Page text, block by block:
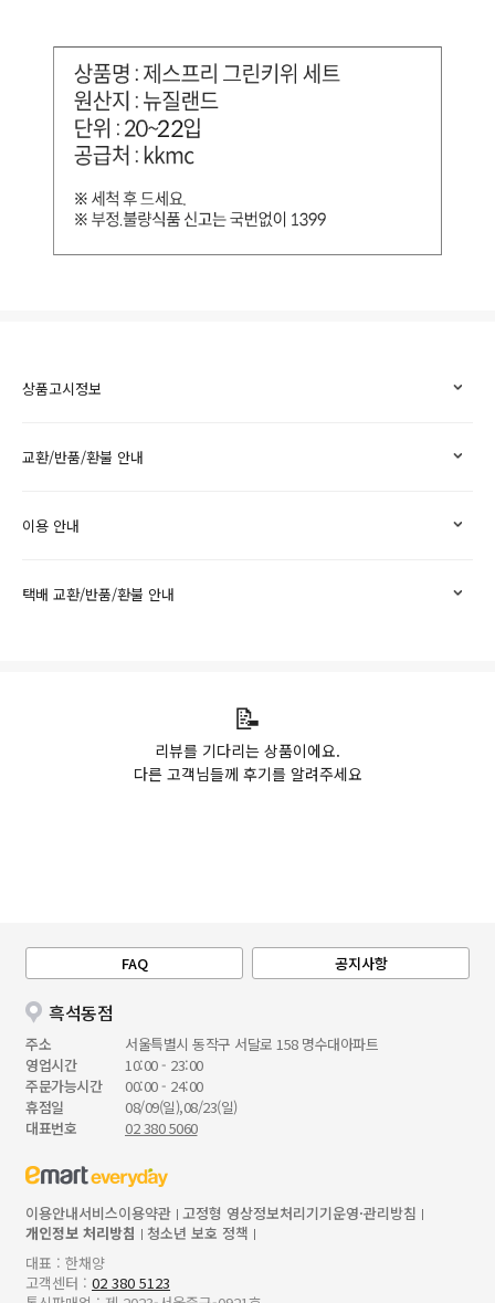
상품고시정보
교환/반품/환불 안내
이용 안내
택배 교환/반품/환불 안내
📝
리뷰를 기다리는 상품이에요.
다른 고객님들께 후기를 알려주세요
FAQ 공지사항
흑석동점
주소
서울특별시 동작구 서달로 158 명수대아파트
영업시간
10:00 - 23:00
주문가능시간
00:00 - 24:00
휴점일
08/09(일),08/23(일)
대표번호
02 380 5060
이용안내서비스이용약관 고정형 영상정보처리기기운영·관리방침
개인정보 처리방침
청소년 보호 정책
대표 : 한채양
고객센터 : 02 380 5123